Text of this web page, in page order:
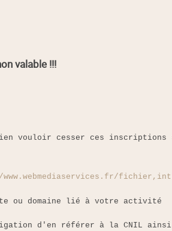
valable !!!
bien vouloir cesser ces inscriptions
ou domaine lié à votre activité
d'en référer à la CNIL ainsi